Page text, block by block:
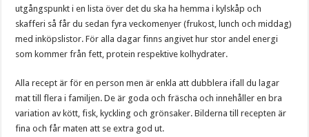
utgångspunkt i en lista över det du ska ha hemma i kylskåp och
skafferi så får du sedan fyra veckomenyer (frukost, lunch och middag)
med inköpslistor. För alla dagar finns angivet hur stor andel energi
som kommer från fett, protein respektive kolhydrater.
Alla recept är för en person men är enkla att dubblera ifall du lagar
mat till flera i familjen. De är goda och fräscha och innehåller en bra
variation av kött, fisk, kyckling och grönsaker. Bilderna till recepten är
fina och får maten att se extra god ut.